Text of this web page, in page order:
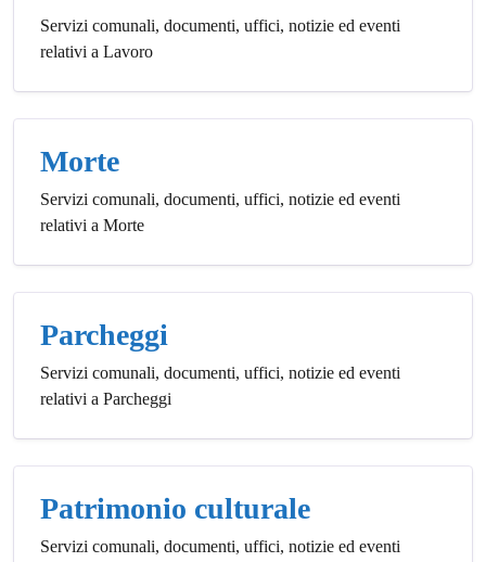
Servizi comunali, documenti, uffici, notizie ed eventi
relativi a Lavoro
Morte
Servizi comunali, documenti, uffici, notizie ed eventi
relativi a Morte
Parcheggi
Servizi comunali, documenti, uffici, notizie ed eventi
relativi a Parcheggi
Patrimonio culturale
Servizi comunali, documenti, uffici, notizie ed eventi